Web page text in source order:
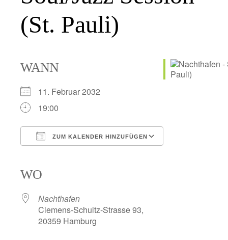
(St. Pauli)
WANN
11. Februar 2032
19:00
ZUM KALENDER HINZUFÜGEN
WO
Nachthafen
Clemens-Schultz-Strasse 93,
20359 Hamburg